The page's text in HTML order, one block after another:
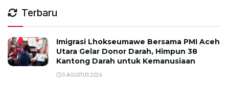
Terbaru
Imigrasi Lhokseumawe Bersama PMI Aceh
Utara Gelar Donor Darah, Himpun 38
Kantong Darah untuk Kemanusiaan
5 AGUSTUS 2026